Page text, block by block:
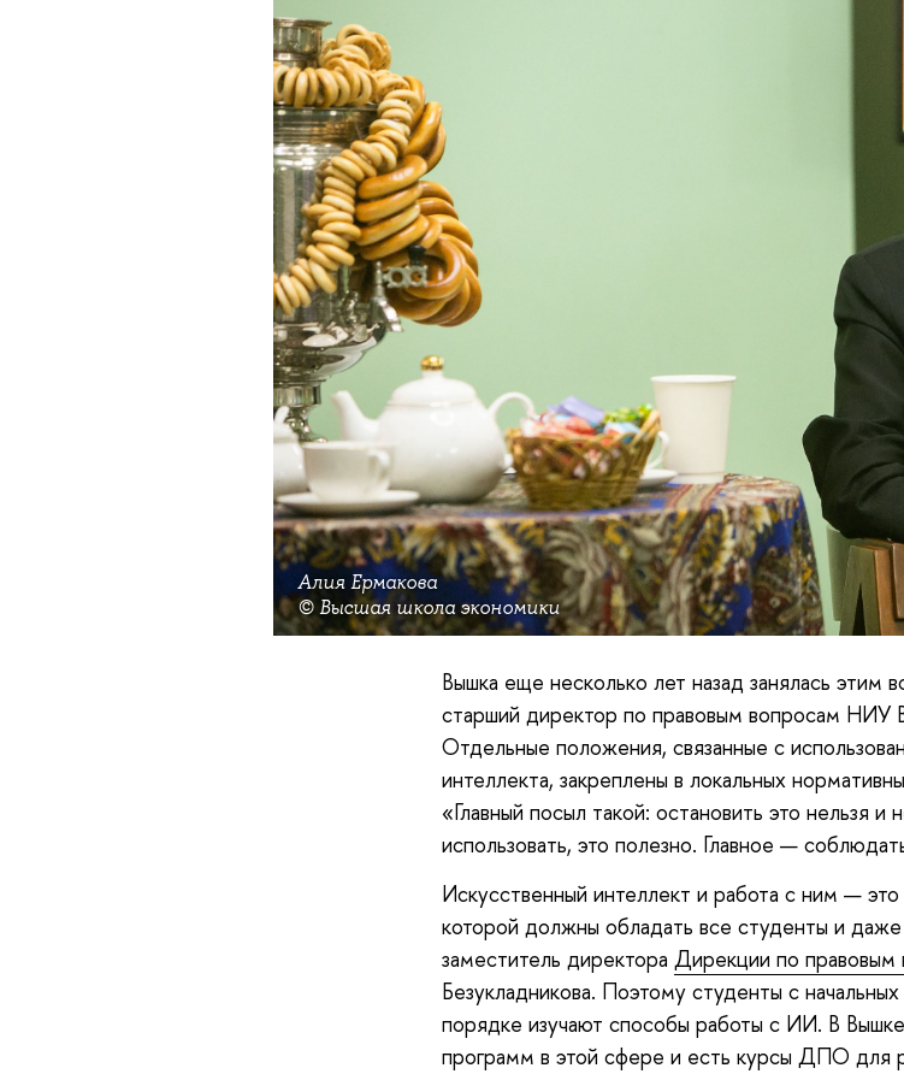
Алия Ермакова
© Высшая школа экономики
Вышка еще несколько лет назад занялась этим
старший директор по правовым вопросам
Отдельные положения, связанные с
интеллекта, закреплены в локальных
«Главный посыл такой: остановить это нельзя
использовать, это полезно. Главное —
Искусственный интеллект и работа с ним —
которой должны обладать все студенты и даже
заместитель директора Дирекции по правовым
Безукладникова. Поэтому студенты с
порядке изучают способы работы с ИИ. В
программ в этой сфере и есть курсы ДПО для